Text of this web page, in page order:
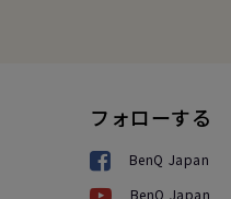
フォローする
BenQ Japan
BenQ Japan